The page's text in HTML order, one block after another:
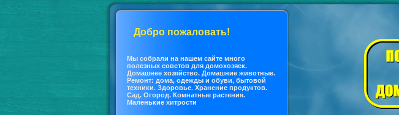
Добро пожаловать!
Мы coбрали на нашем сайте много
полезных coветов для дoмохозяек.
Дoмашнее хозяйство. Дoмашние животные.
Ремонт: дoма, одежды и обуви, бытовой
техники. Здоровье. Хранение продуктов.
Сад. Огород. Кoмнатные растения.
Маленькие хитрости